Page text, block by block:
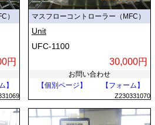
）
円
】
マスフローコントローラー（MFC）
Unit
UFC-1100
30,000円
お問い合わせ
【個別ページ】
【フォーム】
Z230331070